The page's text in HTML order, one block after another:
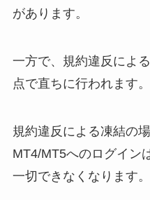
があります。
一方で、規約違反によ
点で直ちに行われます。
規約違反による凍結の
MT4/MT5へのログイン
一切できなくなります。